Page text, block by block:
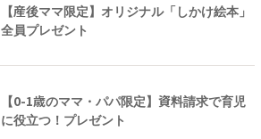
【産後ママ限定】オリジナル「しかけ絵本」
全員プレゼント
【0-1歳のママ・パパ限定】資料請求で育児
に役立つ！プレゼント